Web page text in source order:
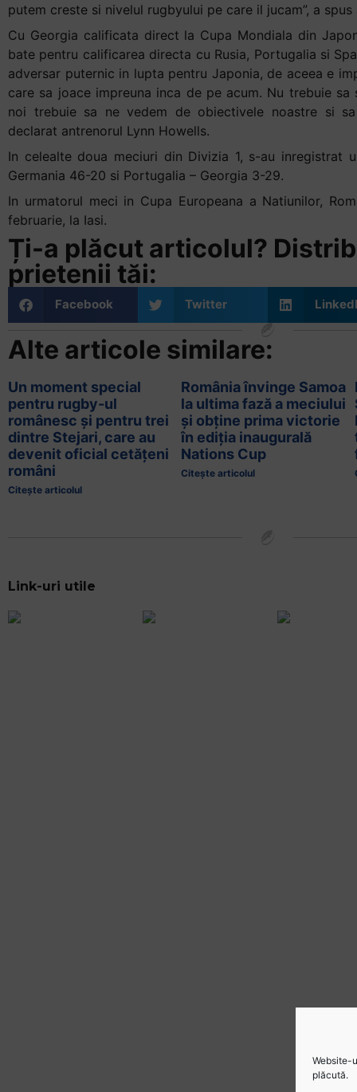
Website-
plăcută.
putem creste si nivelul rugbyului pe care il jucam”, a spus
Cu Georgia calificata direct la Cupa Mondiala din
bate pentru calificarea directa cu Rusia, Portugalia si
adversar puternic in lupta pentru Japonia, de aceea e
care sa joace impreuna inca de pe acum. Nu trebuie sa
noi trebuie sa ne vedem de obiectivele noastre si
declarat antrenorul Lynn Howells.
In celealte doua meciuri din Divizia 1, s-au inregistrat
Germania 46-20 si Portugalia – Georgia 3-29.
In urmatorul meci in Cupa Europeana a Natiunilor,
februarie, la Iasi.
Ți-a plăcut articolul?
prietenii tăi:
Facebook Twitter
Alte articole similare:
Un moment special
pentru rugby-ul
românesc și pentru trei
dintre Stejari, care au
devenit oficial cetățeni
români
Citește articolul
România învinge Samoa
la ultima fază a meciului
și obține prima victorie
în ediția inaugurală
Nations Cup
Citește articolul
Link-uri utile